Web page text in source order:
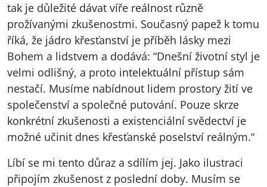
tak je důležité dávat víře reálnost různě
prožívanými zkušenostmi. Současný papež k tomu
říká, že jádro křesťanství je příběh lásky mezi
Bohem a lidstvem a dodává: “Dnešní životní styl je
velmi odlišný, a proto intelektuální přístup sám
nestačí. Musíme nabídnout lidem prostory žití ve
společenství a společné putování. Pouze skrze
konkrétní zkušenosti a existenciální svědectví je
možné učinit dnes křesťanské poselství reálným.“
Líbí se mi tento důraz a sdílím jej. Jako ilustraci
připojím zkušenost z poslední doby. Musím se